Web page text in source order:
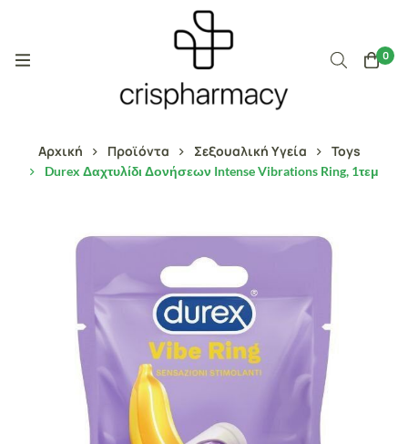
0
Αρχική Προϊόντα Σεξουαλική Υγεία Toys
Durex Δαχτυλίδι Δονήσεων Intense Vibrations Ring, 1τεμ